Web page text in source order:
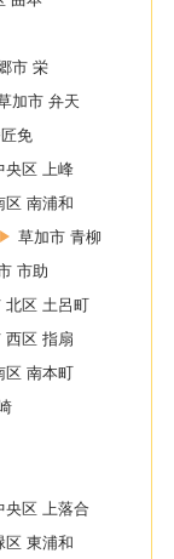
市 栄
加市 弁天
免
央区 上峰
区 南浦和
草加市 青柳
市助
北区 土呂町
西区 指扇
区 南本町
央区 上落合
区 東浦和